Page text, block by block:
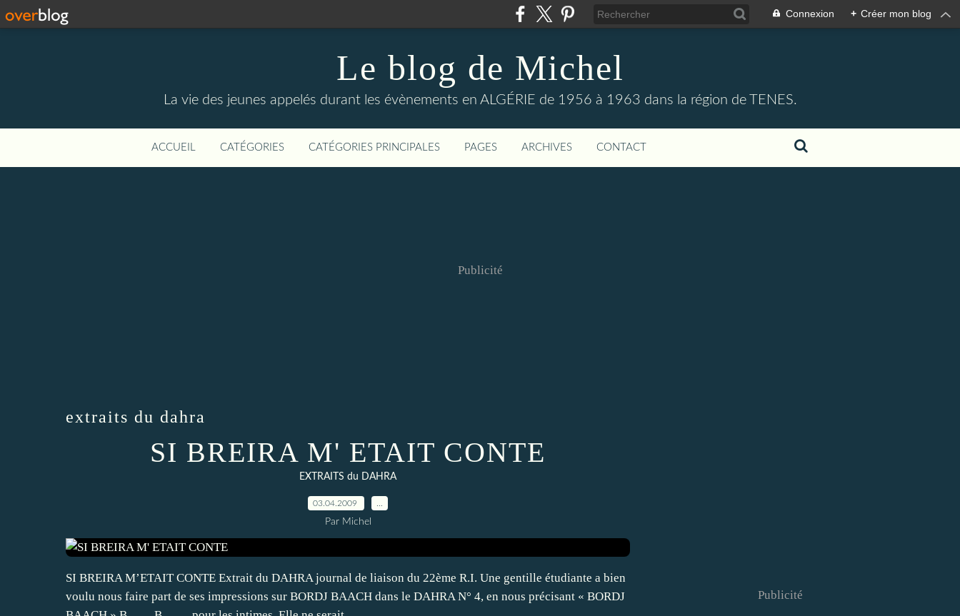
Connexion + Créer mon blog
Le blog de Michel
La vie des jeunes appelés durant les évènements en ALGÉRIE de 1956 à 1963 dans la région de TENES.
ACCUEIL CATÉGORIES CATÉGORIES PRINCIPALES PAGES ARCHIVES CONTACT
Publicité
extraits du dahra
SI BREIRA M' ETAIT CONTE
EXTRAITS du DAHRA
03.04.2009
Par Michel
SI BREIRA M’ETAIT CONTE Extrait du DAHRA journal de liaison du 22ème R.I. Une gentille étudiante a bien
voulu nous faire part de ses impressions sur BORDJ BAACH dans le DAHRA N° 4, en nous précisant « BORDJ
Publicité